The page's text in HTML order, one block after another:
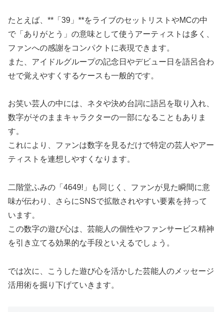
たとえば、**「39」**をライブのセットリストやMCの中
で「ありがとう」の意味として使うアーティストは多く、
ファンへの感謝をコンパクトに表現できます。
また、アイドルグループの記念日やデビュー日を語呂合わ
せで覚えやすくするケースも一般的です。
お笑い芸人の中には、ネタや決め台詞に語呂を取り入れ、
数字がそのままキャラクターの一部になることもありま
す。
これにより、ファンは数字を見るだけで特定の芸人やアー
ティストを連想しやすくなります。
二階堂ふみの「4649!」も同じく、ファンが見た瞬間に意
味が伝わり、さらにSNSで拡散されやすい要素を持って
います。
この数字の遊び心は、芸能人の個性やファンサービス精神
を引き立てる効果的な手段といえるでしょう。
では次に、こうした遊び心を活かした芸能人のメッセージ
活用術を掘り下げていきます。